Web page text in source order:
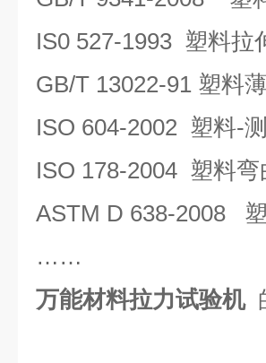
IS0 527-1993 塑料拉
GB/T 13022-91 塑料
ISO 604-2002 塑料-
ISO 178-2004 塑料弯
ASTM D 638-2008
……
万能材料拉力试验机